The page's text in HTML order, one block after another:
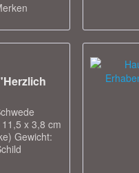
x 3,8 cm
Gewicht: